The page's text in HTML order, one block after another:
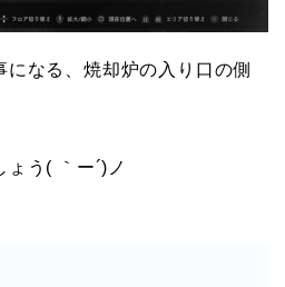
なる、焼却炉の入り口の側
う( ｀ー´)ノ